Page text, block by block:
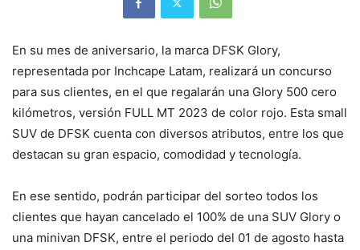
En su mes de aniversario, la marca DFSK Glory,
representada por Inchcape Latam, realizará un concurso
para sus clientes, en el que regalarán una Glory 500 cero
kilómetros, versión FULL MT 2023 de color rojo. Esta small
SUV de DFSK cuenta con diversos atributos, entre los que
destacan su gran espacio, comodidad y tecnología.
En ese sentido, podrán participar del sorteo todos los
clientes que hayan cancelado el 100% de una SUV Glory o
una minivan DFSK, entre el periodo del 01 de agosto hasta